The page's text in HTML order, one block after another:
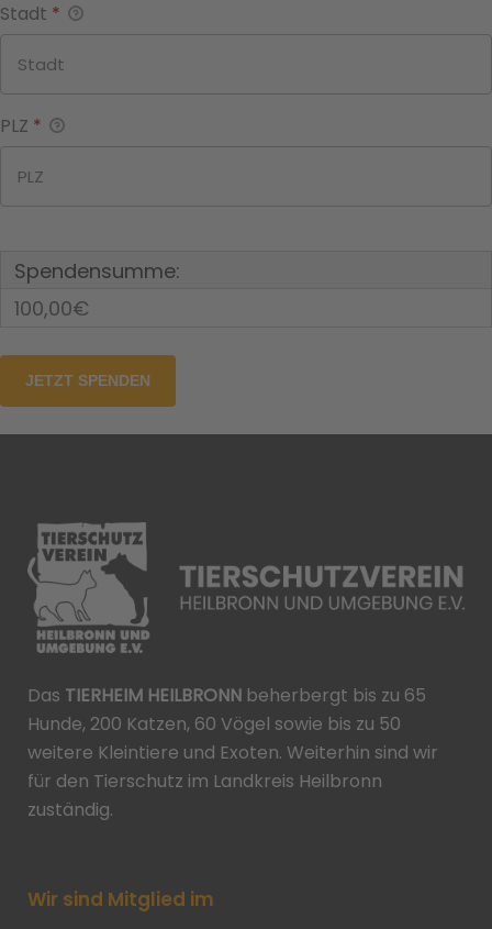
Stadt *
PLZ *
Spendensumme:
100,00€
Das TIERHEIM HEILBRONN beherbergt bis zu 65
Hunde, 200 Katzen, 60 Vögel sowie bis zu 50
weitere Kleintiere und Exoten. Weiterhin sind wir
für den Tierschutz im Landkreis Heilbronn
zuständig.
Wir sind Mitglied im